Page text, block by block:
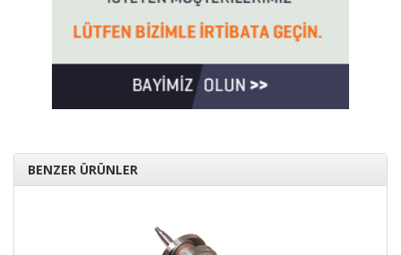
BENZER ÜRÜNLER